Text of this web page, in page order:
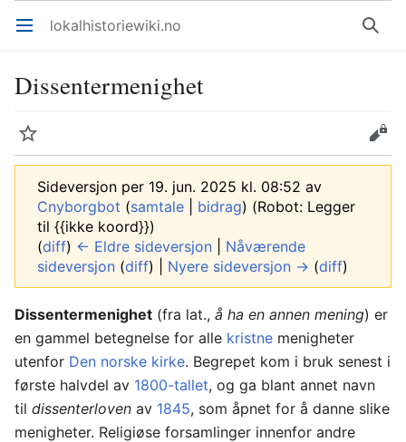
Åpne hovedmenyen lokalhistoriewiki.no Søk
Dissentermenighet
Overvåk Rediger
Sideversjon per 19. jun. 2025 kl. 08:52 av
Cnyborgbot (samtale bidrag) (Robot: Legger
til {{ikke koord}})
(diff) ← Eldre sideversjon
Nåværende
sideversjon (diff) | Nyere sideversjon → (diff)
Dissentermenighet (fra lat., å ha en annen mening) er
en gammel betegnelse for alle kristne menigheter
utenfor Den norske kirke. Begrepet kom i bruk senest i
første halvdel av 1800-tallet, og ga blant annet navn
til dissenterloven av 1845, som åpnet for å danne slike
menigheter. Religiøse forsamlinger innenfor andre